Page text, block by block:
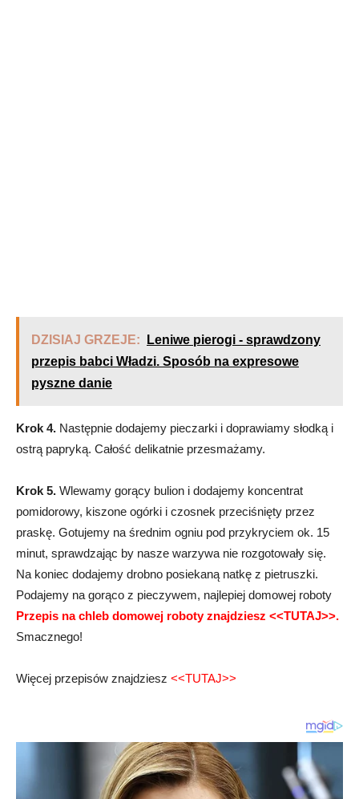
DZISIAJ GRZEJE:
Leniwe pierogi - sprawdzony
przepis babci Władzi. Sposób na expresowe
pyszne danie
Krok 4. Następnie dodajemy pieczarki i doprawiamy słodką i
ostrą papryką. Całość delikatnie przesmażamy.
Krok 5. Wlewamy gorący bulion i dodajemy koncentrat
pomidorowy, kiszone ogórki i czosnek przeciśnięty przez
praskę. Gotujemy na średnim ogniu pod przykryciem ok. 15
minut, sprawdzając by nasze warzywa nie rozgotowały się.
Na koniec dodajemy drobno posiekaną natkę z pietruszki.
Podajemy na gorąco z pieczywem, najlepiej domowej roboty
Przepis na chleb domowej roboty znajdziesz <<TUTAJ>>.
Smacznego!
Więcej przepisów znajdziesz <<TUTAJ>>